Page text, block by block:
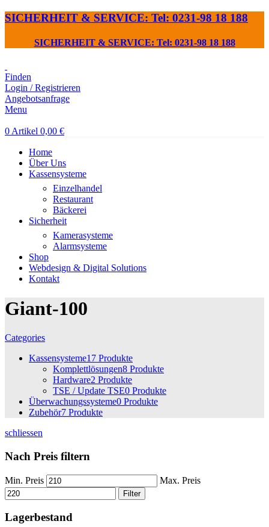
SICHERHEIT & SERVICE: Tel: 0231-98 18 188
SICHERHEIT & SERVICE: Tel: 0231-98 18 188
Finden
Login / Registrieren
Angebotsanfrage
Menu
0 Artikel 0,00 €
Home
Über Uns
Kassensysteme
Einzelhandel
Restaurant
Bäckerei
Sicherheit
Kamerasysteme
Alarmsysteme
Shop
Webdesign & Digital Solutions
Kontakt
Giant-100
Categories
Kassensysteme17 Produkte
Komplettlösungen8 Produkte
Hardware2 Produkte
TSE / Update TSE0 Produkte
Überwachungssysteme0 Produkte
Zubehör7 Produkte
schliessen
Nach Preis filtern
Min. Preis Max. Preis
Filter
Lagerbestand